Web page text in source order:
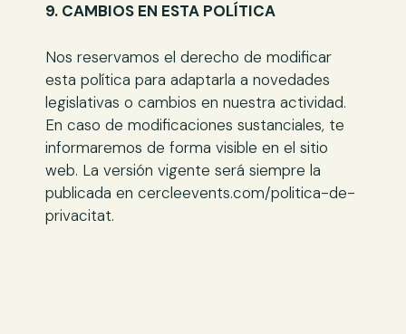
9. CAMBIOS EN ESTA POLÍTICA
Nos reservamos el derecho de modificar
esta política para adaptarla a novedades
legislativas o cambios en nuestra actividad.
En caso de modificaciones sustanciales, te
informaremos de forma visible en el sitio
web. La versión vigente será siempre la
publicada en cercleevents.com/politica-de-
privacitat.